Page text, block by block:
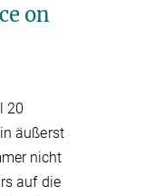
on
20
äußerst
nicht
auf die